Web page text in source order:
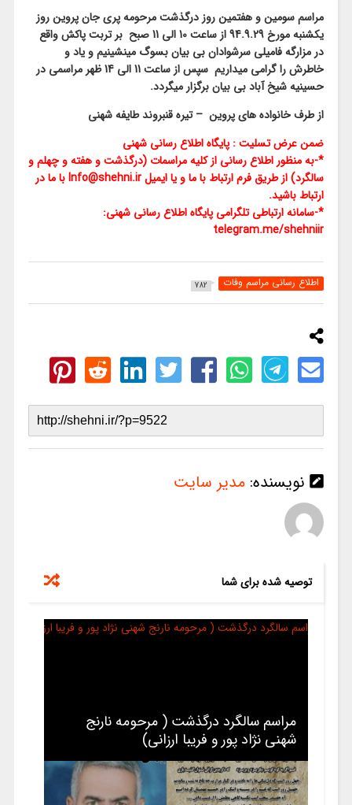
مراسم سومین و هفتمین روز درگذشت مرحومه پری جان پروین روز
یکشنبه مورخ 94.9.29 از ساعت 10 الی 11 صبح بر تربت پاکش واقع
در مزارگه فامیلی سرشوادان بی بیان بسوگ مینشینیم و یاد و
خاطرش را گرامی میداریم سپس از ساعت 11 الی 14 ظهر مراسمی در
حسینیه شیخ آباد بی بیان برگزار میگردد.
از طرف خانواده های پروین – تیره قنبروند طایفه شهنی
ضمن عرض تسلیت : پایگاه اطلاع رسانی شهنی
*-به منظور اطلاع رسانی از کلیه مراسمات (درگذشت و هفته و چهلم و
سالگرد) از طریق فرم ارتباط با ما و یا ایمیل Info@shehni.ir با ما در
ارتباط باشید.
*-سامانه ارتباطی تلگرامی پایگاه اطلاع رسانی شهنی:
telegram.me/shehniir
اطلاع رسانی مراسم وفات 782
نویسنده: مدیر سایت
توصیه شده برای شما
مراسم سالگرد درگذشت ( مرحومه نارنج
شهنی نژاد پور و فریبا ارزانی)